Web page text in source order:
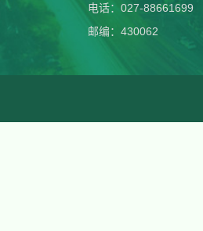
电话：027-88661699
邮编：430062